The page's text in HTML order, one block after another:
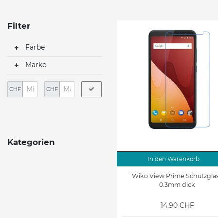
Filter
Farbe
Marke
CHF CHF
Kategorien
In den Warenkorb
Wiko View Prime
0.3mm dick
14.90 CHF